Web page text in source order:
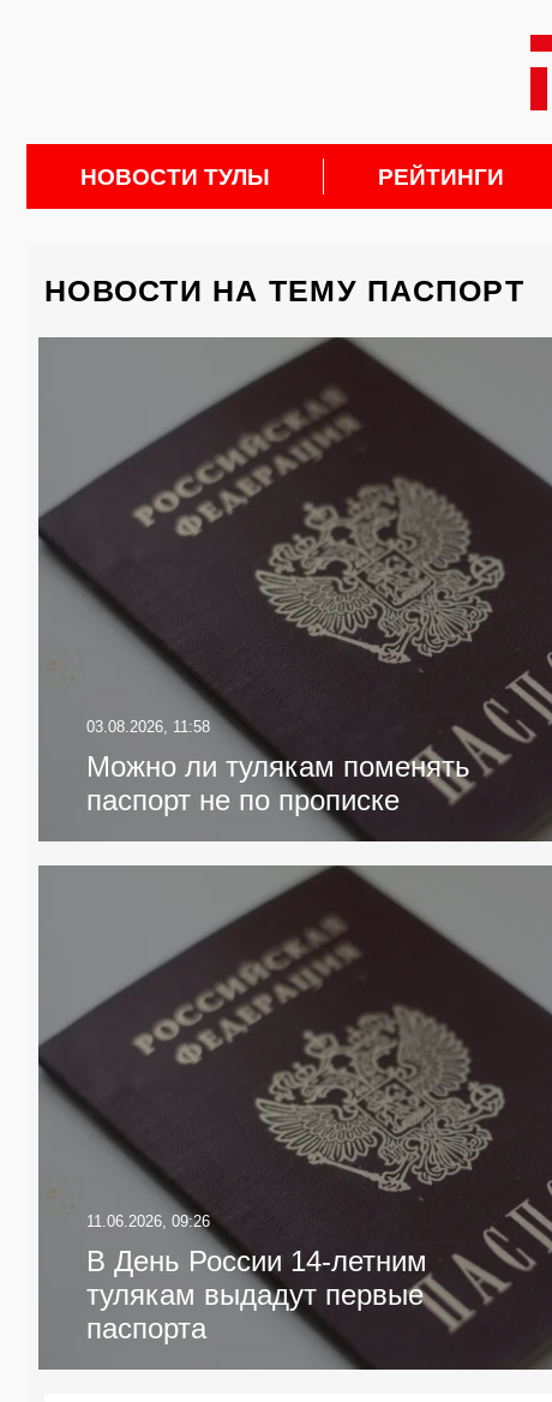
НОВОСТИ ТУЛЫ РЕЙТИНГИ
НОВОСТИ НА ТЕМУ ПАСПОРТ
03.08.2026, 11:58
Можно ли тулякам поменять
паспорт не по прописке
11.06.2026, 09:26
В День России 14-летним
тулякам выдадут первые
паспорта